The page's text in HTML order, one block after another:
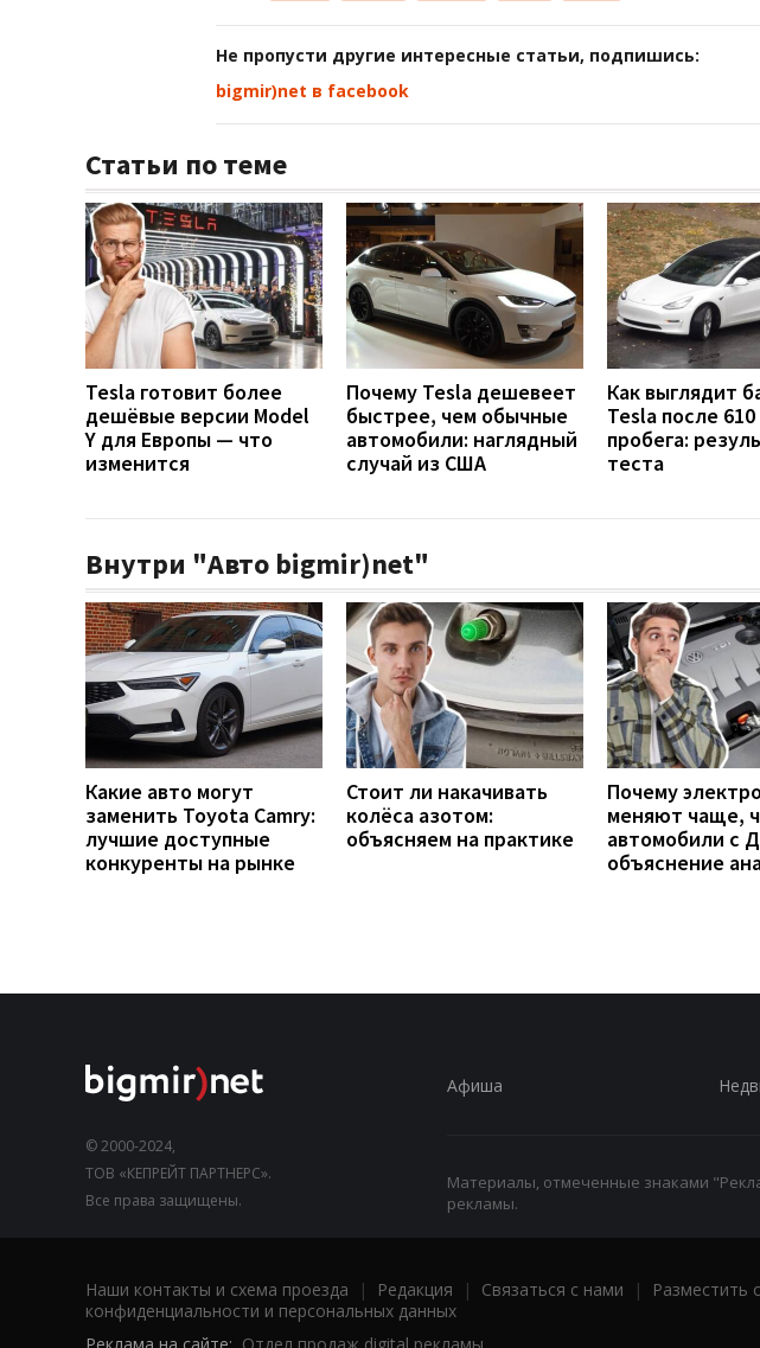
Не пропусти другие интересные статьи, подпишись:
bigmir)net в facebook
Статьи по теме
Tesla готовит более
дешёвые версии Model
Y для Европы — что
изменится
Почему Tesla дешевеет
быстрее, чем обычные
автомобили: наглядный
случай из США
Как выглядит
Tesla после
пробега:
теста
Внутри "Авто bigmir)net"
Какие авто могут
заменить Toyota Camry:
лучшие доступные
конкуренты на рынке
Стоит ли накачивать
колёса азотом:
объясняем на практике
Почему
меняют чаще,
автомобили с
объяснение
© 2000-2024,
ТОВ «КЕПРЕЙТ ПАРТНЕРС».
Все права защищены.
Афиша
Материалы, отмеченные знаками
рекламы.
Наши контакты и схема проезда | Редакция | Связаться с нами | Разместить
конфиденциальности и персональных данных